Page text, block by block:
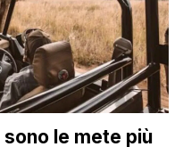
le mete più